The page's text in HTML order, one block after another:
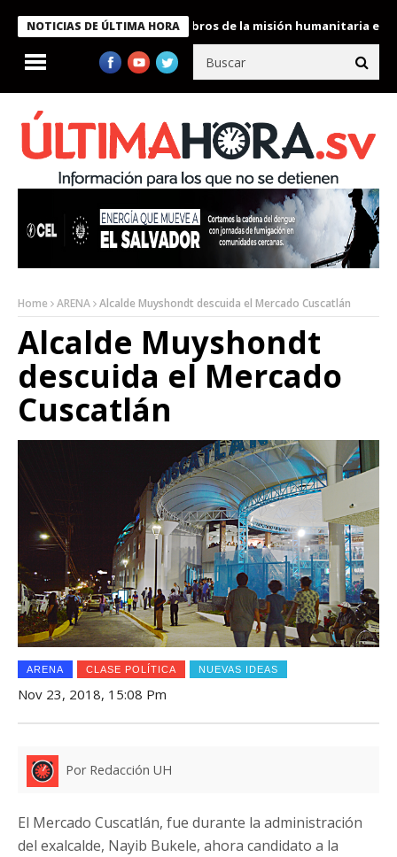
NOTICIAS DE ÚLTIMA HORA
Bukele condecora a miembros de la misión humanitaria enviada
Home ARENA Alcalde Muyshondt descuida el Mercado Cuscatlán
Alcalde Muyshondt
descuida el Mercado
Cuscatlán
ARENA CLASE POLÍTICA NUEVAS IDEAS
Nov 23, 2018, 15:08 Pm
Por Redacción UH
El Mercado Cuscatlán, fue durante la administración
del exalcalde, Nayib Bukele, ahora candidato a la